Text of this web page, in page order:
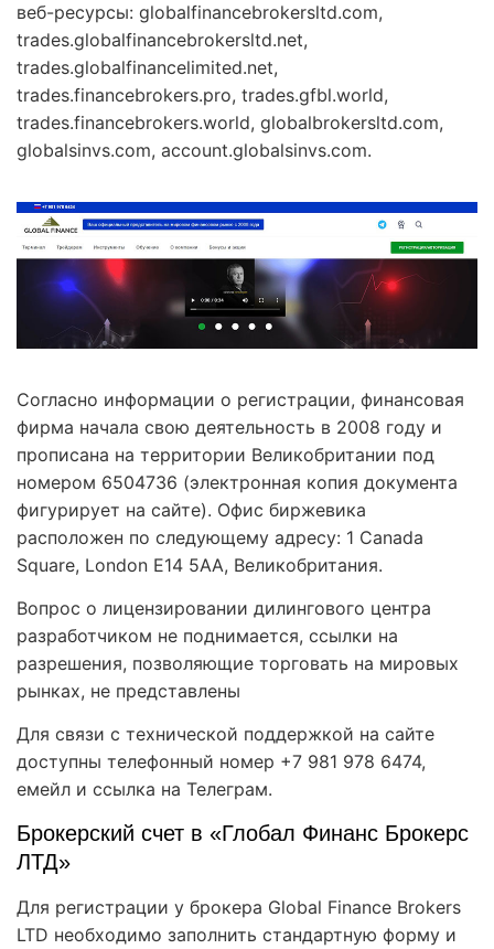
веб-ресурсы: globalfinancebrokersltd.com,
trades.globalfinancebrokersltd.net,
trades.globalfinancelimited.net,
trades.financebrokers.pro, trades.gfbl.world,
trades.financebrokers.world, globalbrokersltd.com,
globalsinvs.com, account.globalsinvs.com.
Согласно информации о регистрации, финансовая
фирма начала свою деятельность в 2008 году и
прописана на территории Великобритании под
номером 6504736 (электронная копия документа
фигурирует на сайте). Офис биржевика
расположен по следующему адресу: 1 Canada
Square, London E14 5AA, Великобритания.
Вопрос о лицензировании дилингового центра
разработчиком не поднимается, ссылки на
разрешения, позволяющие торговать на мировых
рынках, не представлены
Для связи с технической поддержкой на сайте
доступны телефонный номер +7 981 978 6474,
емейл и ссылка на Телеграм.
Брокерский счет в «Глобал Финанс Брокерс
ЛТД»
Для регистрации у брокера Global Finance Brokers
LTD необходимо заполнить стандартную форму и